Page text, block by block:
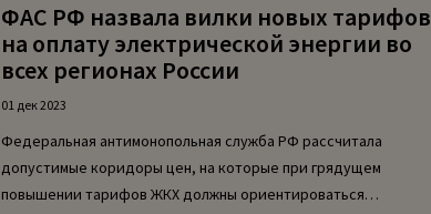
ФАС РФ назвала вилки новых тарифов
на оплату электрической энергии во
всех регионах России
01 дек 2023
Федеральная антимонопольная служба РФ рассчитала
допустимые коридоры цен, на которые при грядущем
повышении тарифов ЖКХ должны ориентироваться